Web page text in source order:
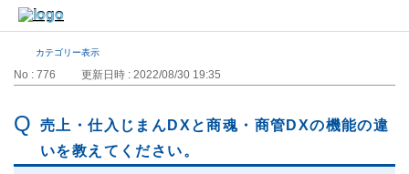
カテゴリー表示
No : 776 更新日時 : 2022/08/30 19:35
売上・仕入じまんDXと商魂・商管DXの機能の違
いを教えてください。